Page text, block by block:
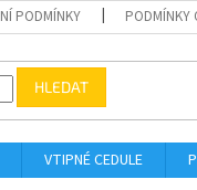
PODMÍNKY PODMÍNKY
HLEDAT
VTIPNÉ CEDULE